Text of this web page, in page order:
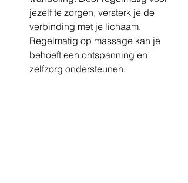
jezelf te zorgen, versterk je de
verbinding met je lichaam.
Regelmatig op massage kan je
behoeft een ontspanning en
zelfzorg ondersteunen.